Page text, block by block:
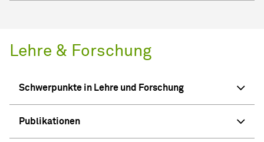
Lehre & Forschung
Schwerpunkte in Lehre und Forschung
Publikationen